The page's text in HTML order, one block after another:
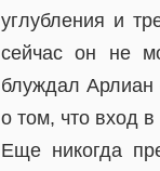
углубления и
сейчас он не
блуждал Арлиан
о том, что вход
Еще никогда